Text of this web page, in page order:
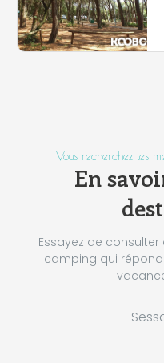
Vous recherchez les
En
Essayez de
camping qui